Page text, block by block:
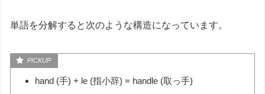
単語を分解すると次のような構造になっています。
hand (手) + le (指小辞) = handle (取っ手)